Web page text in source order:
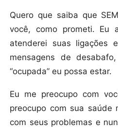
Quero que saiba que
você, como prometi. Eu
atenderei suas ligações
mensagens de
“ocupada” eu possa estar.
Eu me preocupo com
preocupo com sua saúde
com seus problemas e